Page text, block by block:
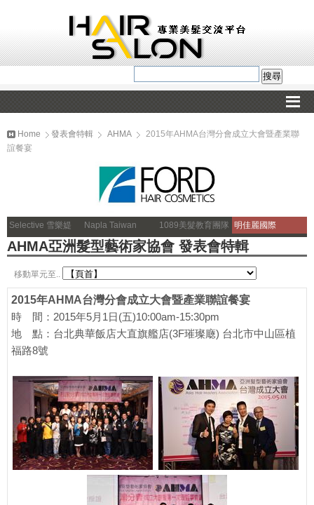
Home 發表會特輯 AHMA
2015年AHMA台灣分會成立大會暨產業聯
誼餐宴
Selective 雪樂媞 Napla Taiwan 1089美髮教育團隊 明佳麗國際
AHMA亞洲髮型藝術家協會 發表會特輯
移動單元至..
2015年AHMA台灣分會成立大會暨產業聯誼餐宴
時 間：2015年5月1日(五)10:00am-15:30pm
地 點：台北典華飯店大直旗艦店(3F璀璨廰) 台北市中山區植
福路8號